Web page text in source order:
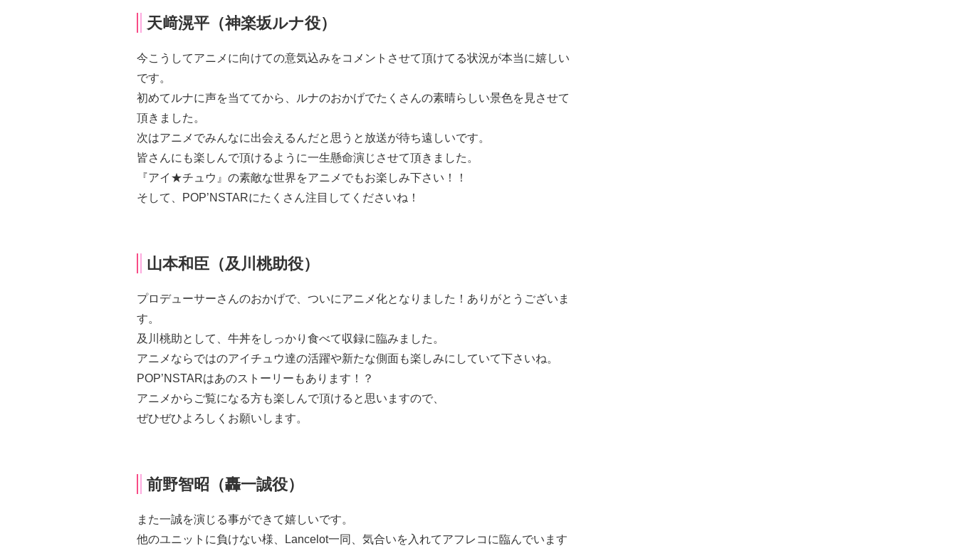
天﨑滉平（神楽坂ルナ役）
今こうしてアニメに向けての意気込みをコメントさせて頂けてる状況が本当に嬉しい
です。
初めてルナに声を当ててから、ルナのおかげでたくさんの素晴らしい景色を見させて
頂きました。
次はアニメでみんなに出会えるんだと思うと放送が待ち遠しいです。
皆さんにも楽しんで頂けるように一生懸命演じさせて頂きました。
『アイ★チュウ』の素敵な世界をアニメでもお楽しみ下さい！！
そして、POP’NSTARにたくさん注目してくださいね！
山本和臣（及川桃助役）
プロデューサーさんのおかげで、ついにアニメ化となりました！ありがとうございま
す。
及川桃助として、牛丼をしっかり食べて収録に臨みました。
アニメならではのアイチュウ達の活躍や新たな側面も楽しみにしていて下さいね。
POP’NSTARはあのストーリーもあります！？
アニメからご覧になる方も楽しんで頂けると思いますので、
ぜひぜひよろしくお願いします。
前野智昭（轟一誠役）
また一誠を演じる事ができて嬉しいです。
他のユニットに負けない様、Lancelot一同、気合いを入れてアフレコに臨んでいます